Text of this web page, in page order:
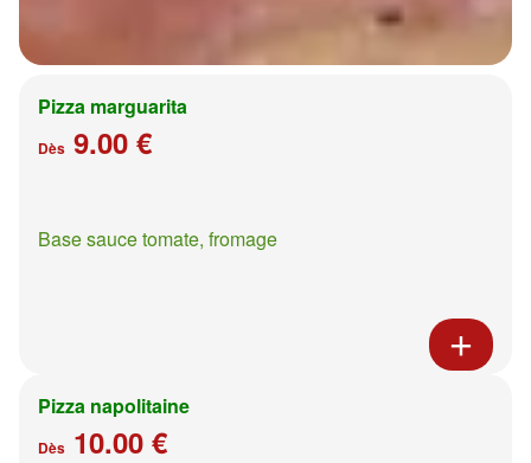
Pizza marguarita
Dès 9.00 €
Base sauce tomate, fromage
Pizza napolitaine
Dès 10.00 €